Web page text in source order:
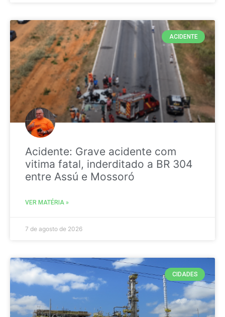
ACIDENTE
Acidente: Grave acidente com
vitima fatal, inderditado a BR 304
entre Assú e Mossoró
VER MATÉRIA »
7 de agosto de 2026
CIDADES